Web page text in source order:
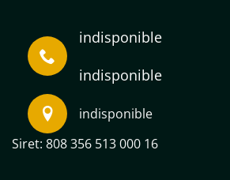
indisponible
indisponible
indisponible
Siret: 808 356 513 000 16